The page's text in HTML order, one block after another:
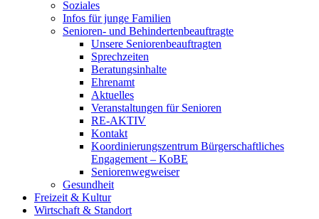
Soziales
Infos für junge Familien
Senioren- und Behindertenbeauftragte
Unsere Seniorenbeauftragten
Sprechzeiten
Beratungsinhalte
Ehrenamt
Aktuelles
Veranstaltungen für Senioren
RE-AKTIV
Kontakt
Koordinierungszentrum Bürgerschaftliches
Engagement – KoBE
Seniorenwegweiser
Gesundheit
Freizeit & Kultur
Wirtschaft & Standort